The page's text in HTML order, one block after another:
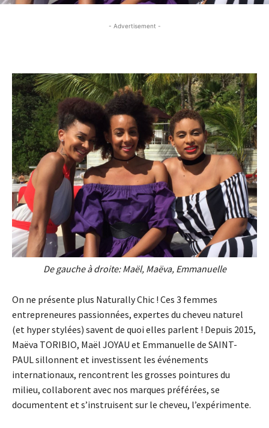
- Advertisement -
De gauche à droite: Maël, Maëva, Emmanuelle
On ne présente plus Naturally Chic ! Ces 3 femmes
entrepreneures passionnées, expertes du cheveu naturel
(et hyper stylées) savent de quoi elles parlent ! Depuis 2015,
Maëva TORIBIO, Maël JOYAU et Emmanuelle de SAINT-
PAUL sillonnent et investissent les événements
internationaux, rencontrent les grosses pointures du
milieu, collaborent avec nos marques préférées, se
documentent et s’instruisent sur le cheveu, l’expérimente.